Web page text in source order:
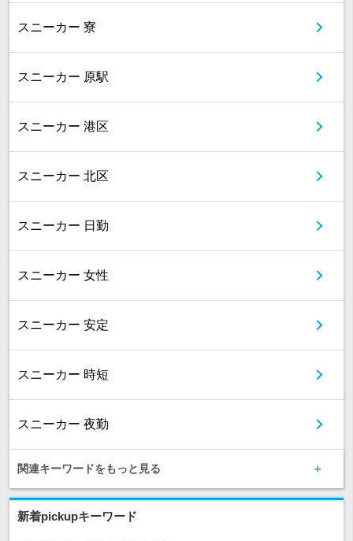
スニーカー 寮
スニーカー 原駅
スニーカー 港区
スニーカー 北区
スニーカー 日勤
スニーカー 女性
スニーカー 安定
スニーカー 時短
スニーカー 夜勤
関連キーワードをもっと見る
新着pickupキーワード